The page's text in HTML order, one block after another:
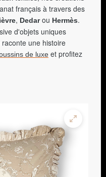
français à travers des
, Dedarou Hermès.
d'objets uniques
une histoire
de luxe et profitez